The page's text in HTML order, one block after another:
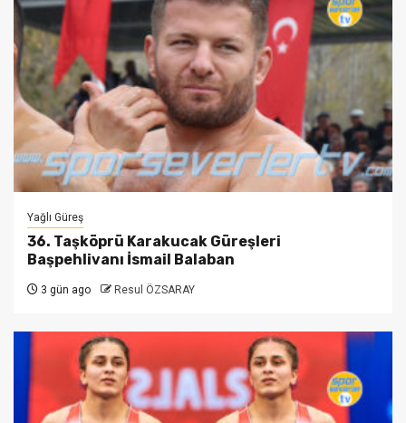
Yağlı Güreş
36. Taşköprü Karakucak Güreşleri
Başpehlivanı İsmail Balaban
3 gün ago Resul ÖZSARAY